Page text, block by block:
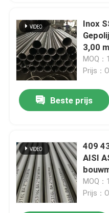
Inox
3,00
MOQ：
Prijs：
Beste prijs
409
AISI
MOQ：
Prijs：